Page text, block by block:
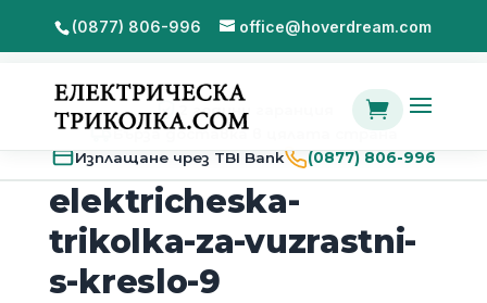
(0877) 806-996 office@hoverdream.com

2 години гаранция
Бърза доставка в цялата страна
Изплащане чрез TBI Bank
(0877) 806-996
elektricheska-
trikolka-za-vuzrastni-
s-kreslo-9